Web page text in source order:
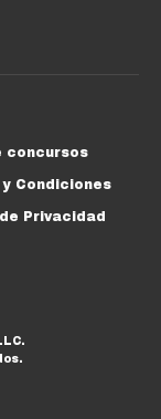
concursos
Condiciones
Privacidad